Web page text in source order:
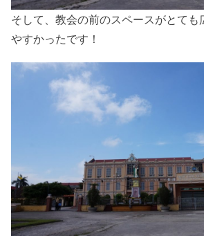
そして、教会の前のスペースがとても
やすかったです！